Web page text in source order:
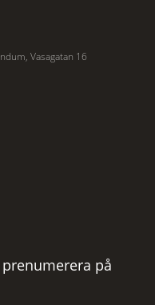
Vasagatan 16
på